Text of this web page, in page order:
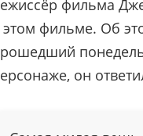
фильма
этом фильме. Об
он